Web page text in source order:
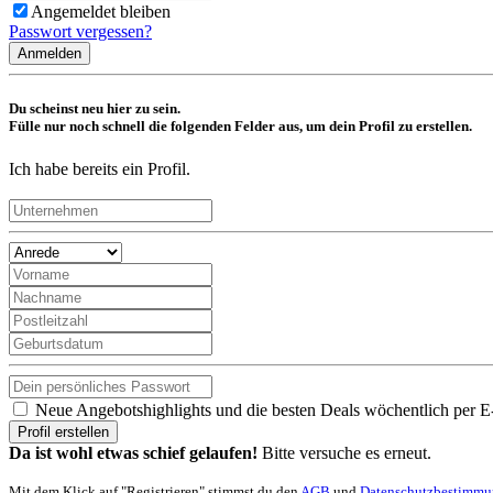
Angemeldet bleiben
Passwort vergessen?
Anmelden
Du scheinst neu hier zu sein.
Fülle nur noch schnell die folgenden Felder aus, um dein Profil zu erstellen.
Ich habe bereits ein Profil.
Neue Angebotshighlights und die besten Deals wöchentlich per
Profil erstellen
Da ist wohl etwas schief gelaufen! Bitte versuche es erneut.